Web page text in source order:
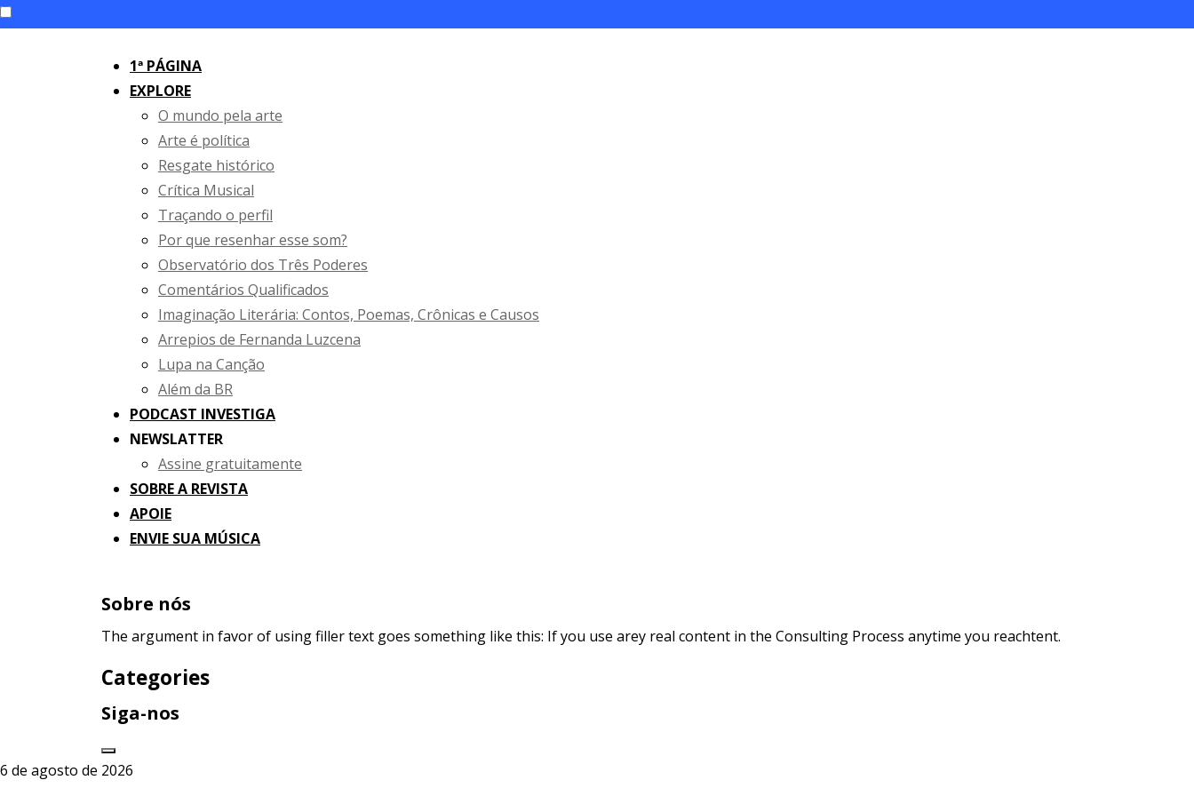
1ª PÁGINA
EXPLORE
O mundo pela arte
Arte é política
Resgate histórico
Crítica Musical
Traçando o perfil
Por que resenhar esse som?
Observatório dos Três Poderes
Comentários Qualificados
Imaginação Literária: Contos, Poemas, Crônicas e Causos
Arrepios de Fernanda Luzcena
Lupa na Canção
Além da BR
PODCAST INVESTIGA
NEWSLATTER
Assine gratuitamente
SOBRE A REVISTA
APOIE
ENVIE SUA MÚSICA
Sobre nós
The argument in favor of using filler text goes something like this: If you use arey real content in the Consulting Process anytime you reachtent.
Categories
Siga-nos
6 de agosto de 2026